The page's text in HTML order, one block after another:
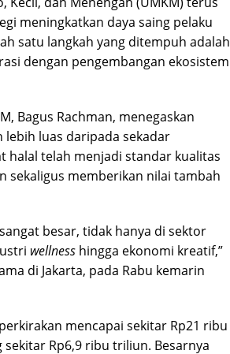
meningkatkan daya saing pelaku
satu langkah yang ditempuh adalah
dengan pengembangan ekosistem
Bagus Rachman, menegaskan
lebih luas daripada sekadar
halal telah menjadi standar kualitas
sekaligus memberikan nilai tambah
besar, tidak hanya di sektor
wellness hingga ekonomi kreatif,”
di Jakarta, pada Rabu kemarin
mencapai sekitar Rp21 ribu
Rp6,9 ribu triliun. Besarnya